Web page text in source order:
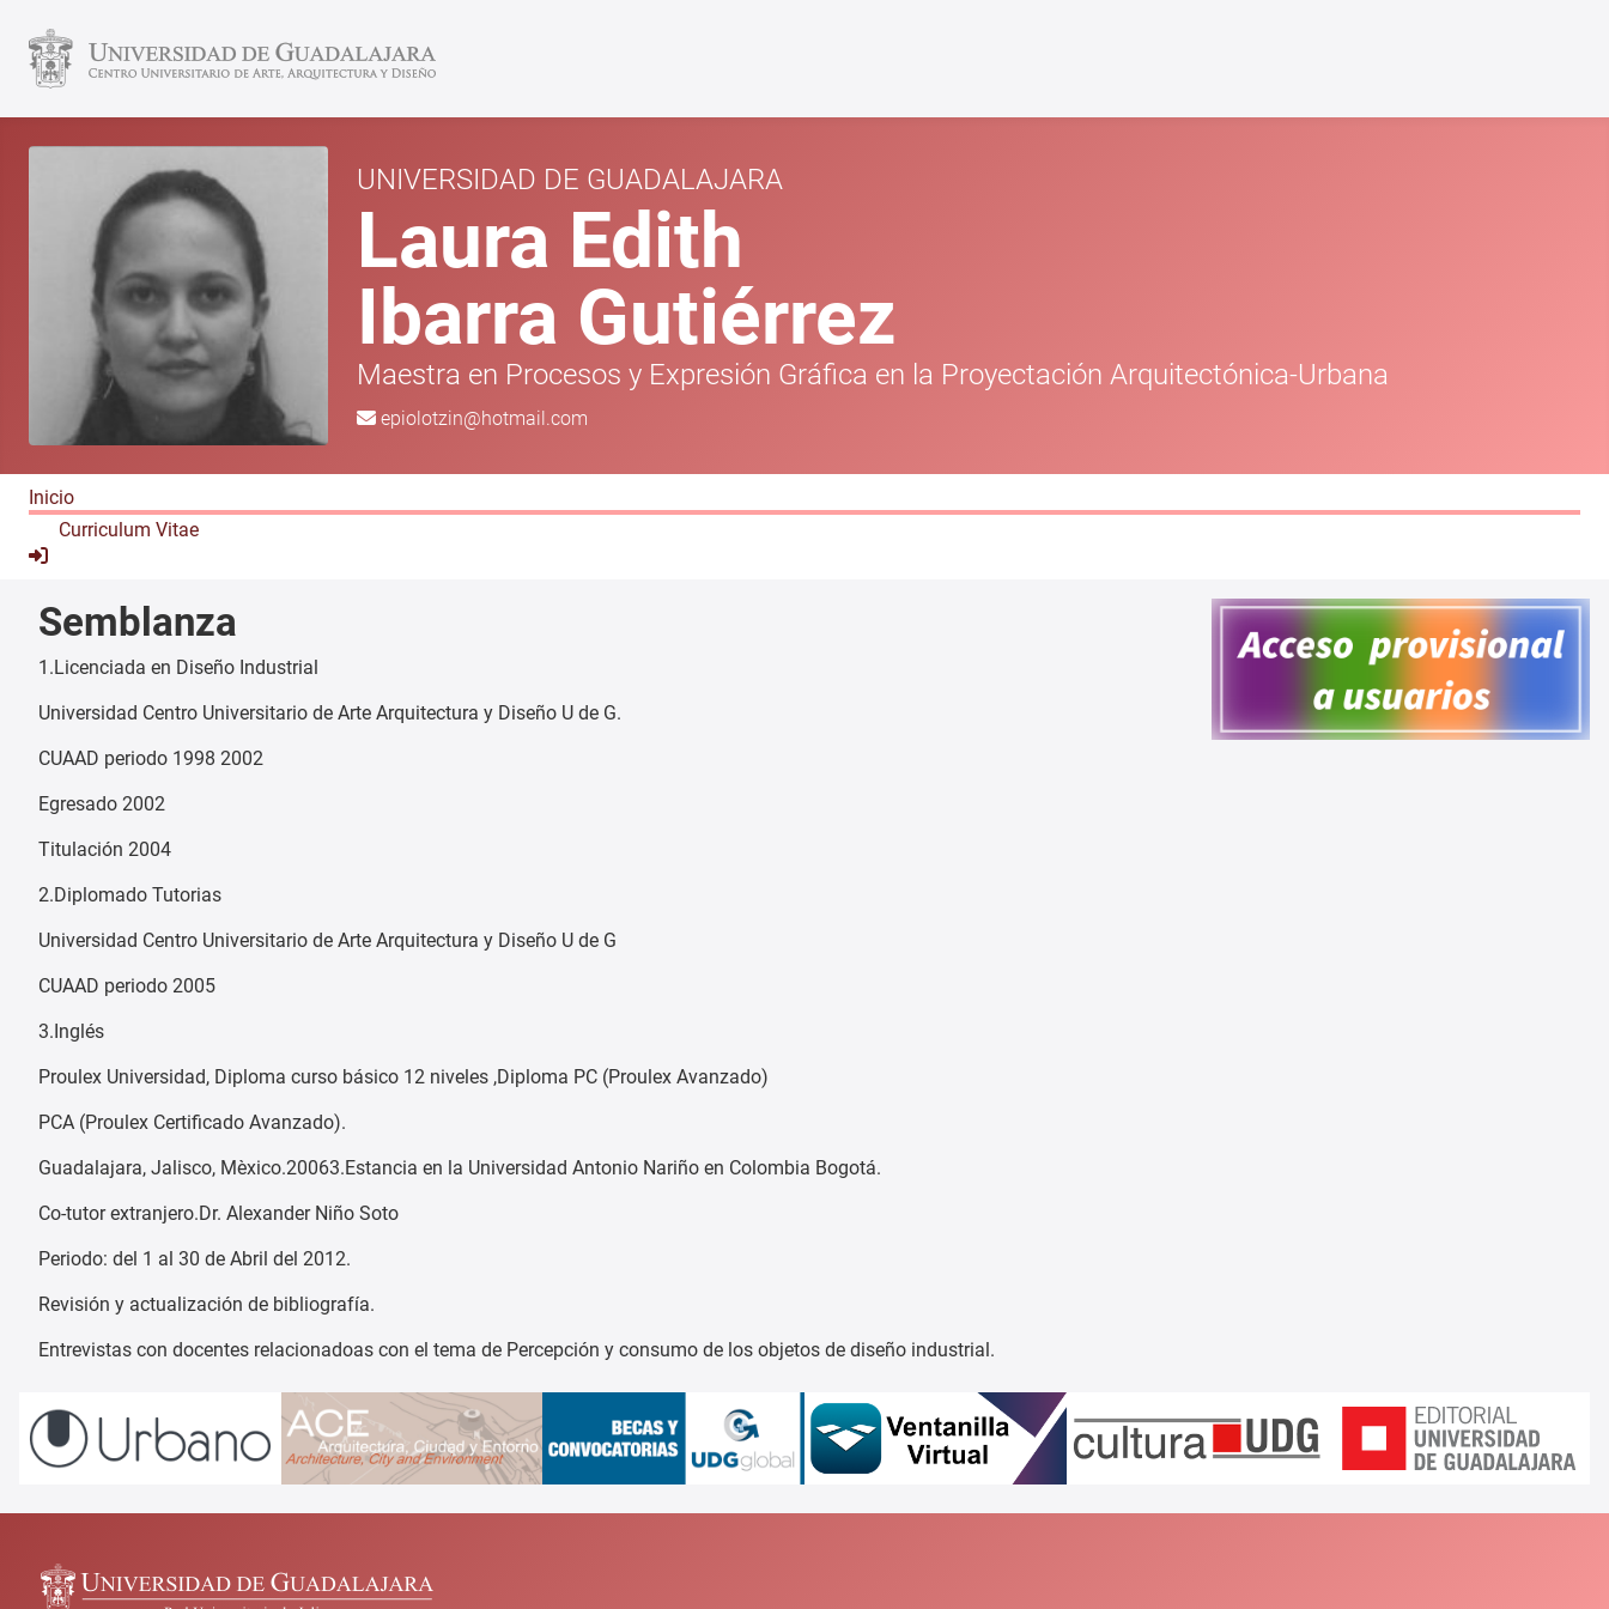
UNIVERSIDAD DE GUADALAJARA
Laura Edith
Ibarra Gutiérrez
Maestra en Procesos y Expresión Gráfica en la Proyectación Arquitectónica-Urbana
epiolotzin@hotmail.com
Inicio
Curriculum Vitae
Semblanza
1.Licenciada en Diseño Industrial
Universidad Centro Universitario de Arte Arquitectura y Diseño U de G.
CUAAD periodo 1998 2002
Egresado 2002
Titulación 2004
2.Diplomado Tutorias
Universidad Centro Universitario de Arte Arquitectura y Diseño U de G
CUAAD periodo 2005
3.Inglés
Proulex Universidad, Diploma curso básico 12 niveles ,Diploma PC (Proulex Avanzado)
PCA (Proulex Certificado Avanzado).
Guadalajara, Jalisco, Mèxico.20063.Estancia en la Universidad Antonio Nariño en Colombia Bogotá.
Co-tutor extranjero.Dr. Alexander Niño Soto
Periodo: del 1 al 30 de Abril del 2012.
Revisión y actualización de bibliografía.
Entrevistas con docentes relacionadoas con el tema de Percepción y consumo de los objetos de diseño industrial.